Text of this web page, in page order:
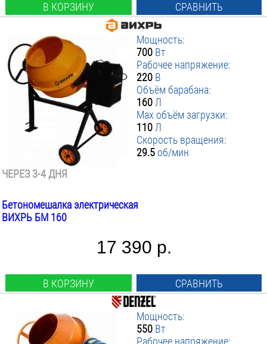
В КОРЗИНУ СРАВНИТЬ
Мощность:
700 Вт
Рабочее напряжение:
220 В
Объём барабана:
160 Л
Max объём загрузки:
110 Л
Скорость вращения:
29.5 об/мин
ЧЕРЕЗ 3-4 ДНЯ
Бетономешалка электрическая
ВИХРЬ БМ 160
17 390 р.
В КОРЗИНУ СРАВНИТЬ
Мощность:
550 Вт
Рабочее напряжение: